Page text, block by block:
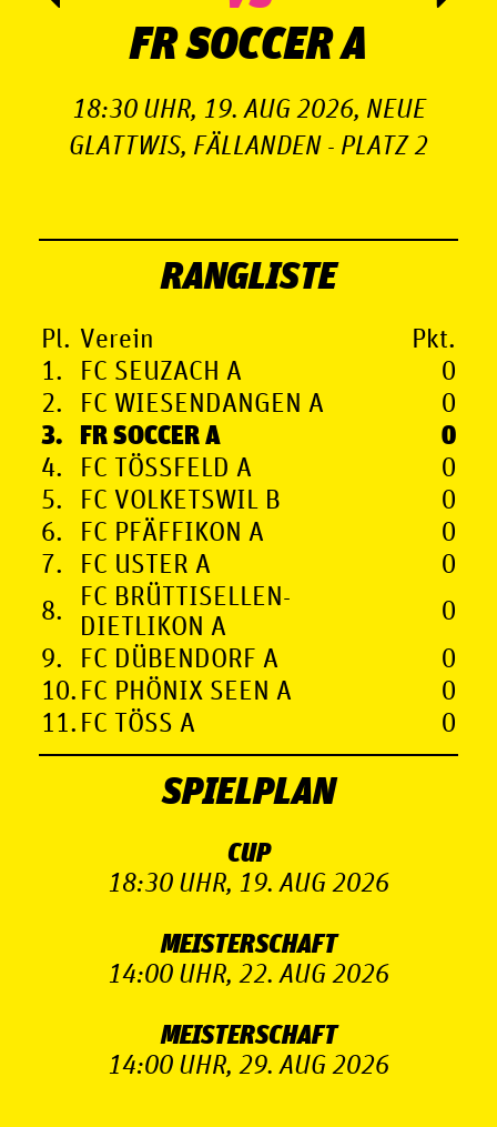
FR SOCCER A
18:30 UHR, 19. AUG 2026, NEUE
GLATTWIS, FÄLLANDEN - PLATZ 2
RANGLISTE
Pl. Verein
Pkt.
1.
FC SEUZACH A
0
2.
FC WIESENDANGEN A 0
3. FR SOCCER A 0
4. FC TÖSSFELD A
0
5.
FC VOLKETSWIL B
0
6.
FC PFÄFFIKON A
0
7.
FC USTER A
0
8.
FC BRÜTTISELLEN-
DIETLIKON A
0
9.
FC DÜBENDORF A
0
10. FC PHÖNIX SEEN A
0
11. FC TÖSS A 0
SPIELPLAN
CUP
18:30 UHR, 19. AUG 2026
MEISTERSCHAFT
14:00 UHR, 22. AUG 2026
MEISTERSCHAFT
14:00 UHR, 29. AUG 2026